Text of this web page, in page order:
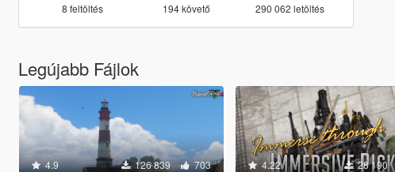
8 feltöltés 194 követő 290 062 letöltés
Legújabb Fájlok
4.9 126 839 703 4.22 28 190